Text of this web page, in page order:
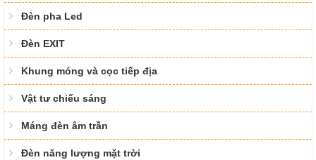
Đèn pha Led
Đèn EXIT
Khung móng và cọc tiếp địa
Vật tư chiếu sáng
Máng đèn âm trần
Đèn năng lượng mặt trời